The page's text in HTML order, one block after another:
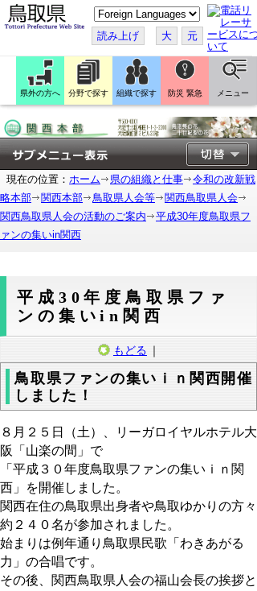
こ
の
ペ
ー
ジ
翻
訳
す
読み上げ 大 元
県外の方へ 分野で探す 組織で探す 防災 緊急 メニュー
現在の位置： ホーム 県の組織と仕事
令和の改新戦
略本部
関西本部 鳥取県人会等
関西鳥取県人会
関西鳥取県人会の活動のご案内
平成30年度鳥取県フ
ァンの集いin関西
平成30年度鳥取県ファ
ンの集いin関西
もどる ｜
鳥取県ファンの集いｉｎ関西開催
しました！
８月２５日（土）、リーガロイヤルホテル大
阪「山楽の間」で
「平成３０年度鳥取県ファンの集いｉｎ関
西」を開催しました。
関西在住の鳥取県出身者や鳥取ゆかりの方々
約２４０名が参加されました。
始まりは例年通り鳥取県民歌「わきあがる
力」の合唱です。
その後、関西鳥取県人会の福山会長の挨拶と